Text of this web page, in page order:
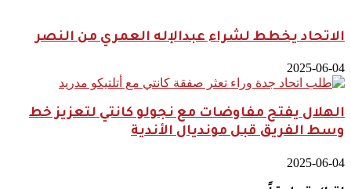
الاتحاد يخطط لشراء عبدالإله العمري من النصر
2025-06-04
الهلال يفتح مفاوضات مع نجولو كانتي لتعزيز خط
وسط الفريق قبل مونديال الأندية
2025-06-04